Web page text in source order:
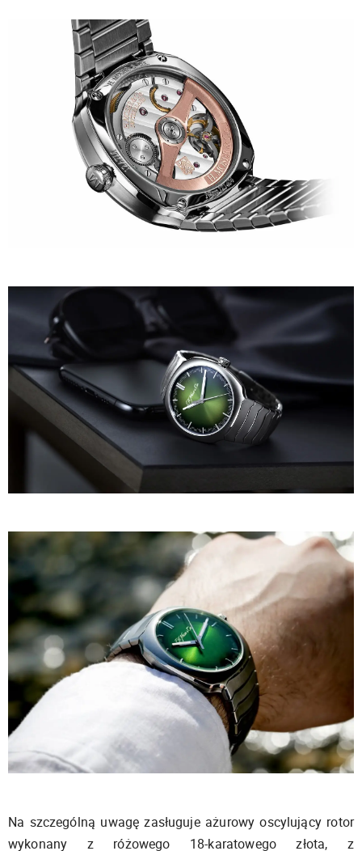
Na szczególną uwagę zasługuje ażurowy oscylujący rotor
wykonany z różowego 18-karatowego złota, z